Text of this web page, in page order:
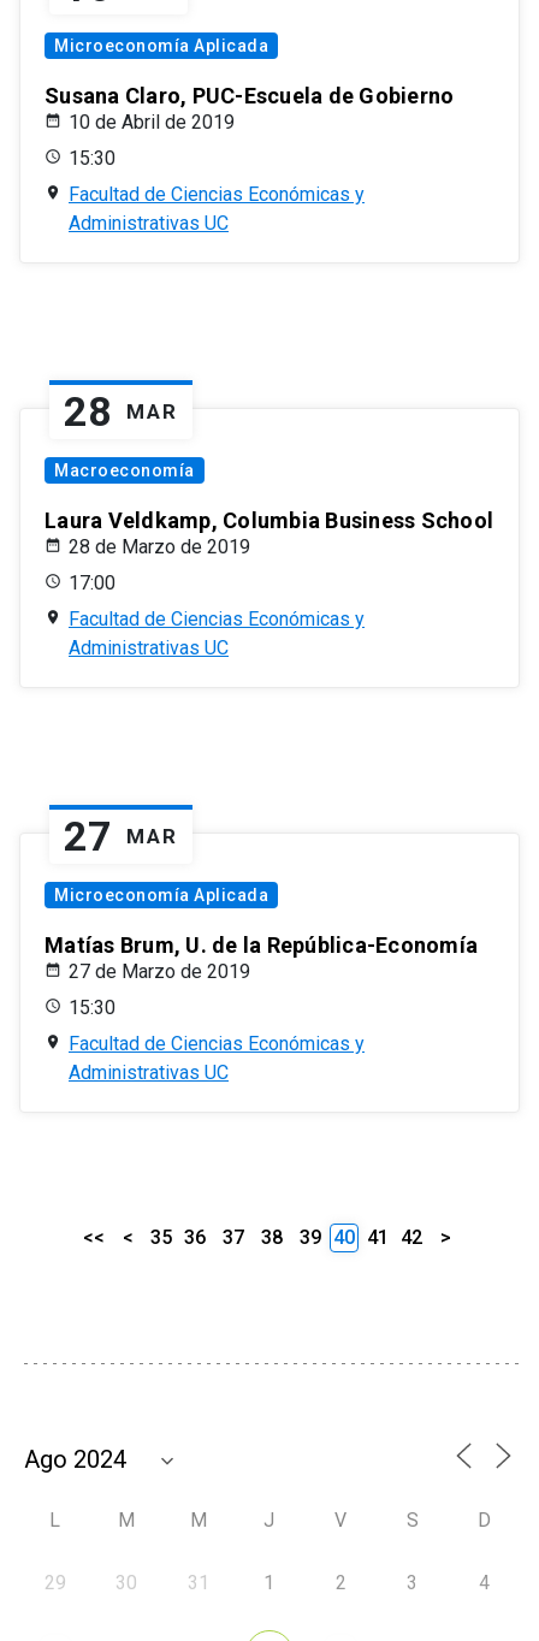
Microeconomía Aplicada
Susana Claro, PUC-Escuela de Gobierno
10 de Abril de 2019
15:30
Facultad de Ciencias Económicas y
Administrativas UC
28 MAR
Macroeconomía
Laura Veldkamp, Columbia Business School
28 de Marzo de 2019
17:00
Facultad de Ciencias Económicas y
Administrativas UC
27 MAR
Microeconomía Aplicada
Matías Brum, U. de la República-Economía
27 de Marzo de 2019
15:30
Facultad de Ciencias Económicas y
Administrativas UC
<< < 35 36 37 38 39 40 41 42 >
L M M J V S D
29 30 31 1 2 3 4